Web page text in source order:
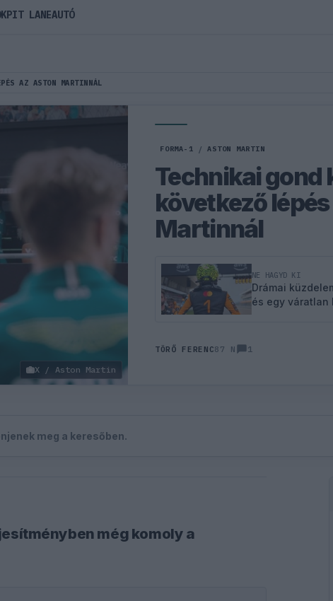
AZ ASTON MARTINNÁL
X / Aston Martin
FORMA-1 / ASTON MARTIN
Technikai gond
következő
Martinnál
NE HAGYD KI
Drámai
és egy váratlan
TÖRŐ FERENC87 N 1
meg a keresőben.
még komoly a
PIT LANEAUTÓ